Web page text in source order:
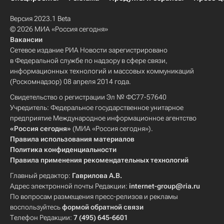
Версия 2023.1 Beta
© 2026 МИА «Россия сегодня»
Вакансии
Сетевое издание РИА Новости зарегистрировано
в Федеральной службе по надзору в сфере связи,
информационных технологий и массовых коммуникаций
(Роскомнадзор) 08 апреля 2014 года.
Свидетельство о регистрации Эл № ФС77-57640
Учредитель: Федеральное государственное унитарное
предприятие Международное информационное агентство
«Россия сегодня» (МИА «Россия сегодня»).
Правила использования материалов
Политика конфиденциальности
Правила применения рекомендательных технологий
Главный редактор: Гаврилова А.В.
Адрес электронной почты Редакции: internet-group@ria.ru
По вопросам размещения пресс-релизов и рекламы
воспользуйтесьформой обратной связи
Телефон Редакции: 7 (495) 645-6601